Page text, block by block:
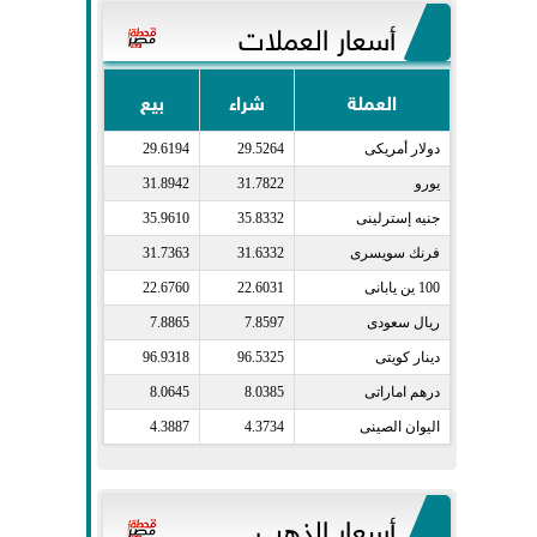
أسعار العملات
العملة شراء بيع
دولار أمريكى​ 29.5264
29.6194
يورو​ 31.7822
31.8942
جنيه إسترلينى​ 35.8332
35.9610
فرنك سويسرى​ 31.6332
31.7363
100 ين يابانى​ 22.6031
22.6760
ريال سعودى​ 7.8597
7.8865
دينار كويتى​ 96.5325
96.9318
درهم اماراتى​ 8.0385
8.0645
اليوان الصينى​ 4.3734
4.3887
أسعار الذهب